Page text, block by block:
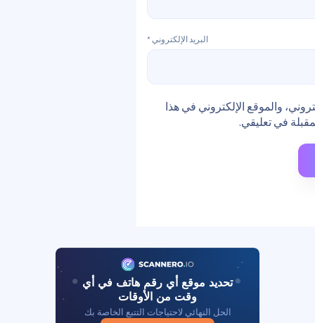
البريد الإلكتروني *
والموقع الإلكتروني في هذا
في تعليقي.
تحديد موقع أي رقم هاتف في أي
وقت من الأوقات
الحل النهائي لاحتياجات التتبع الخاصة بك